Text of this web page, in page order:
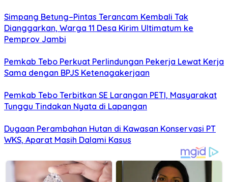
Simpang Betung–Pintas Terancam Kembali Tak
Dianggarkan, Warga 11 Desa Kirim Ultimatum ke
Pemprov Jambi
Pemkab Tebo Perkuat Perlindungan Pekerja Lewat Kerja
Sama dengan BPJS Ketenagakerjaan
Pemkab Tebo Terbitkan SE Larangan PETI, Masyarakat
Tunggu Tindakan Nyata di Lapangan
Dugaan Perambahan Hutan di Kawasan Konservasi PT
WKS, Aparat Masih Dalami Kasus